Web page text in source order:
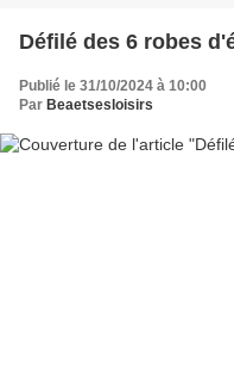
Défilé des 6 robes
Publié le 31/10/2024 à 10:00
Par Beaetsesloisirs